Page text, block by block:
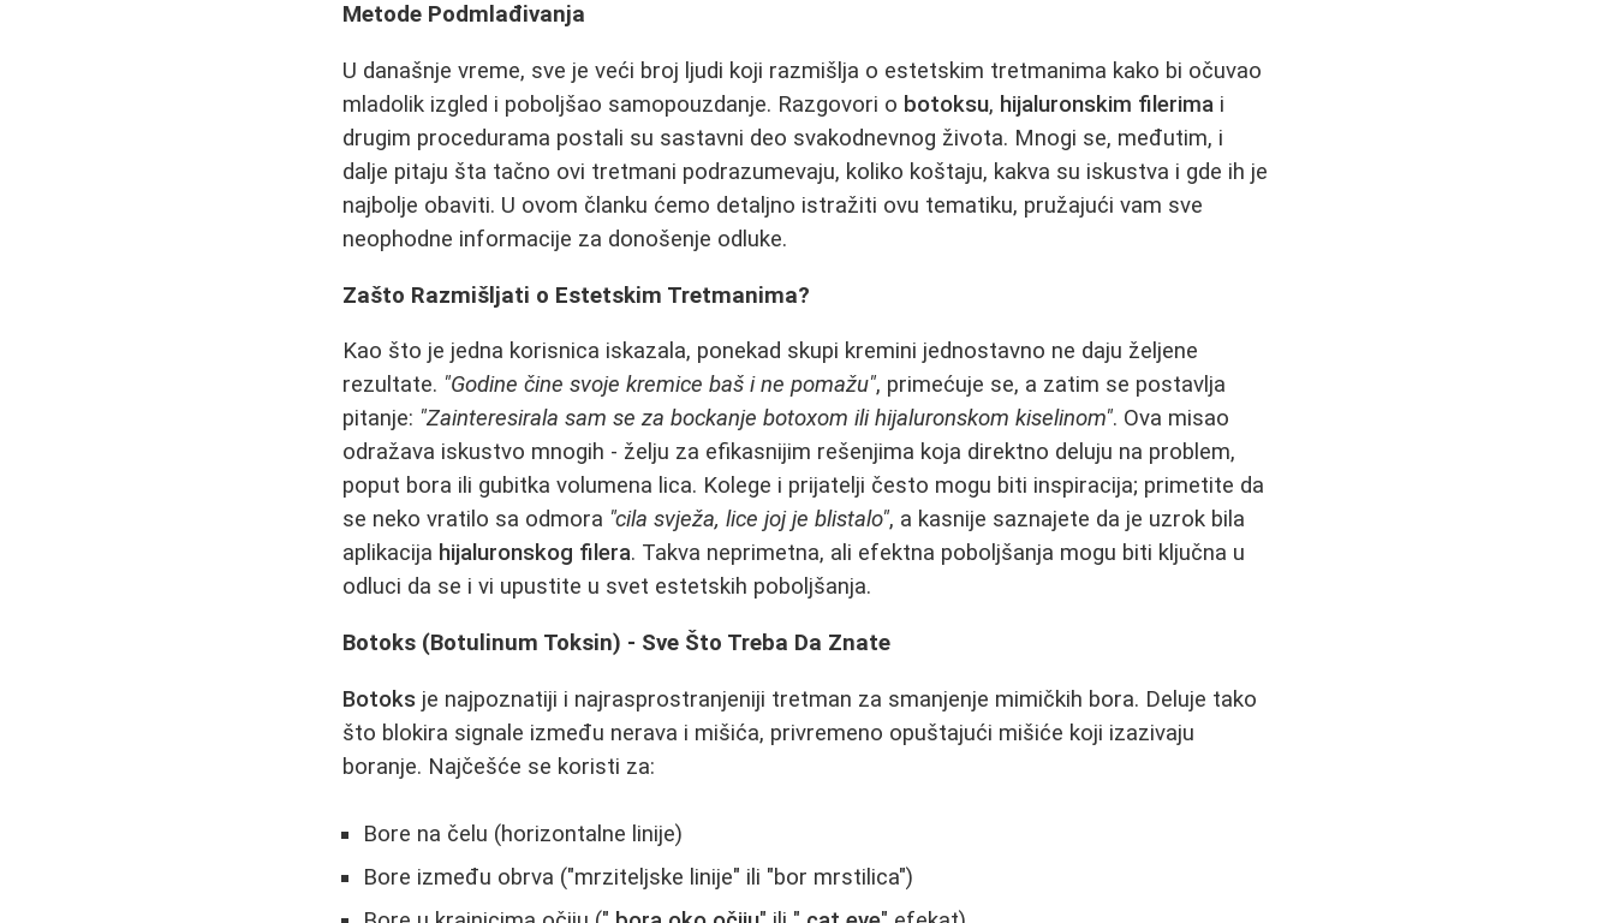
Metode Podmlađivanja
U današnje vreme, sve je veći broj ljudi koji razmišlja o estetskim tretmanima kako bi očuvao
mladolik izgled i poboljšao samopouzdanje. Razgovori o botoksu, hijaluronskim filerima i
drugim procedurama postali su sastavni deo svakodnevnog života. Mnogi se, međutim, i
dalje pitaju šta tačno ovi tretmani podrazumevaju, koliko koštaju, kakva su iskustva i gde ih je
najbolje obaviti. U ovom članku ćemo detaljno istražiti ovu tematiku, pružajući vam sve
neophodne informacije za donošenje odluke.
Zašto Razmišljati o Estetskim Tretmanima?
Kao što je jedna korisnica iskazala, ponekad skupi kremini jednostavno ne daju željene
rezultate. "Godine čine svoje kremice baš i ne pomažu", primećuje se, a zatim se postavlja
pitanje: "Zainteresirala sam se za bockanje botoxom ili hijaluronskom kiselinom". Ova misao
odražava iskustvo mnogih - želju za efikasnijim rešenjima koja direktno deluju na problem,
poput bora ili gubitka volumena lica. Kolege i prijatelji često mogu biti inspiracija; primetite da
se neko vratilo sa odmora "cila svježa, lice joj je blistalo", a kasnije saznajete da je uzrok bila
aplikacija hijaluronskog filera. Takva neprimetna, ali efektna poboljšanja mogu biti ključna u
odluci da se i vi upustite u svet estetskih poboljšanja.
Botoks (Botulinum Toksin) - Sve Što Treba Da Znate
Botoks je najpoznatiji i najrasprostranjeniji tretman za smanjenje mimičkih bora. Deluje tako
što blokira signale između nerava i mišića, privremeno opuštajući mišiće koji izazivaju
boranje. Najčešće se koristi za:
Bore na čelu (horizontalne linije)
Bore između obrva ("mrziteljske linije" ili "bor mrstilica")